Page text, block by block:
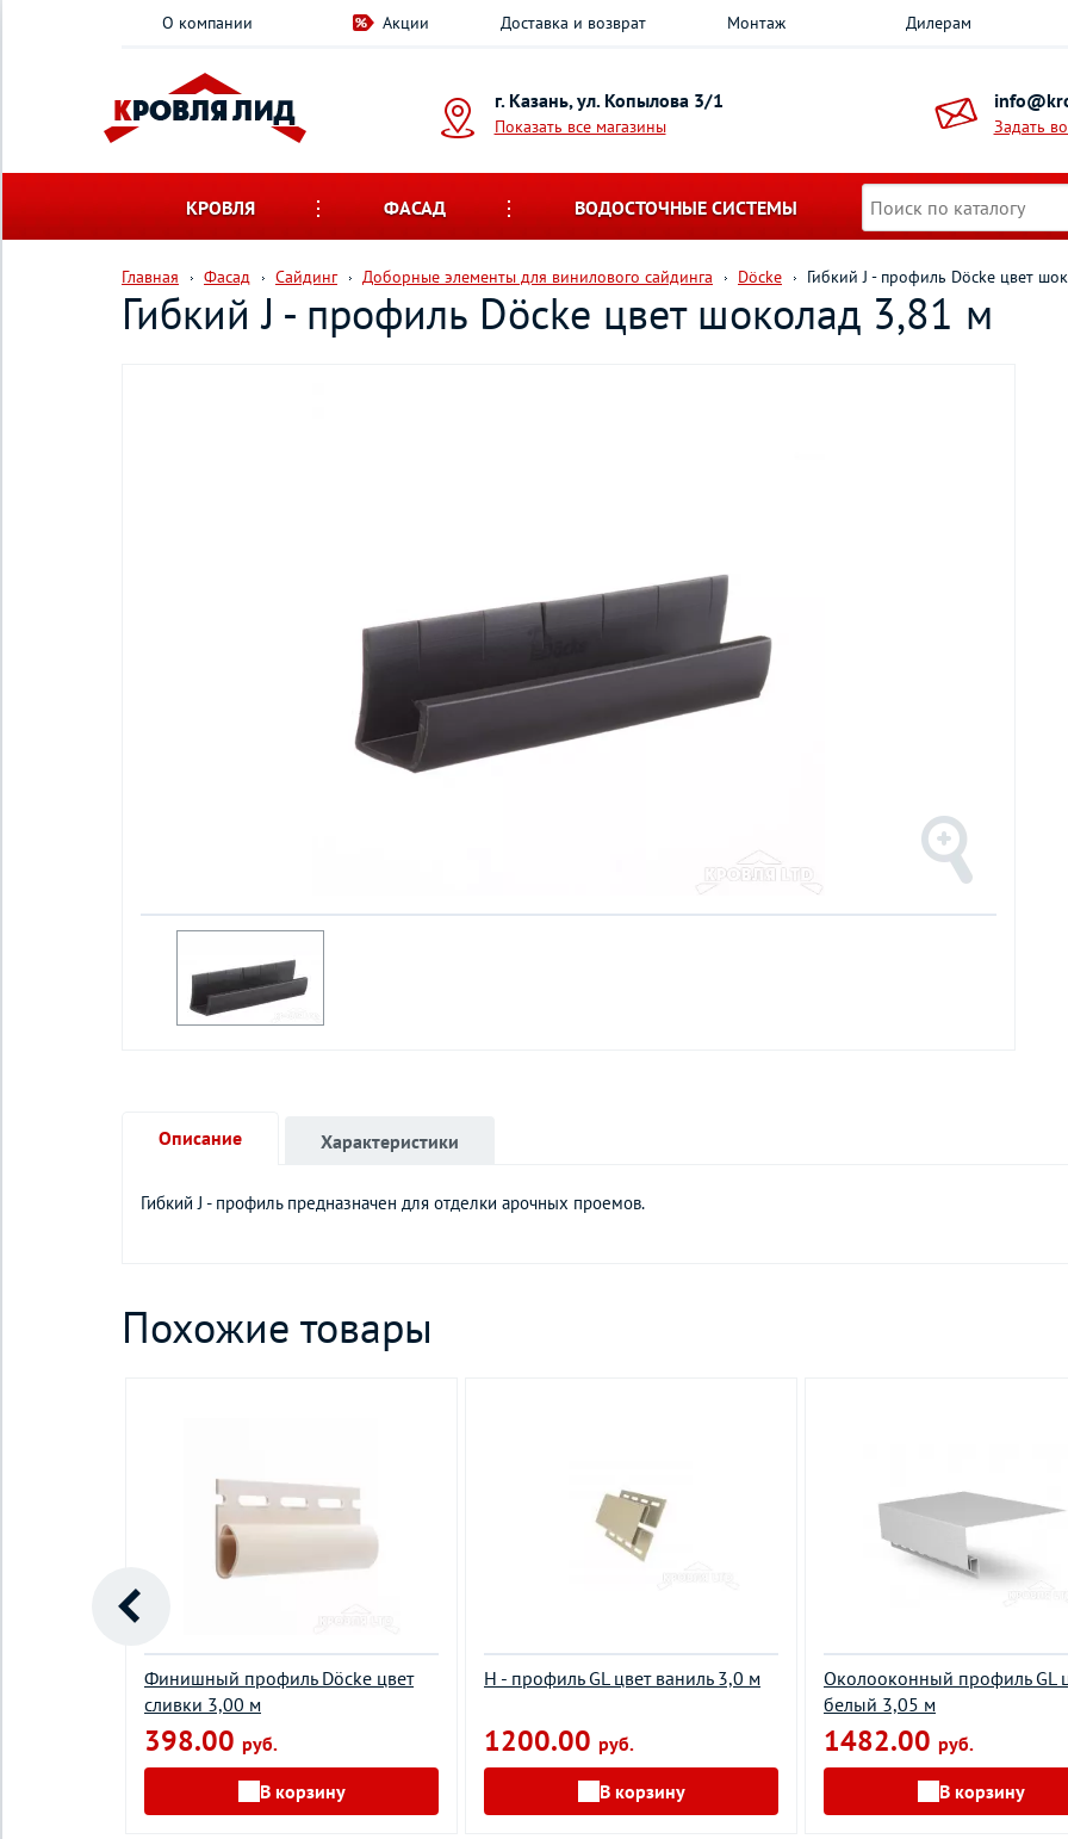
О компании Акции Доставка и возврат Монтаж Дилерам
г. Казань, ул. Копылова 3/1
Показать все магазины Задать
КРОВЛЯ ФАСАД ВОДОСТОЧНЫЕ СИСТЕМЫ
Главная Фасад Сайдинг Доборные элементы для винилового сайдинга Döcke Гибкий J - профиль Döcke цвет
Гибкий J - профиль Döcke цвет шоколад 3,81 м
Описание
Гибкий J - профиль предназначен для отделки арочных проемов.
Характеристики
Похожие товары
Финишный профиль Döcke цвет
сливки 3,00 м
398.00 руб.
В корзину
Н - профиль GL цвет ваниль 3,0 м
1200.00 руб.
В корзину
Околооконный профиль GL
белый 3,05 м
1482.00 руб.
В корзину